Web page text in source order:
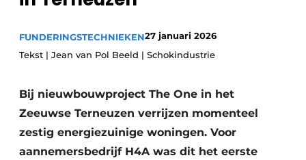
Privacy / Cookie statement
Vacature aanmelden
Video’s
FUNDERINGSTECHNIEKEN27 januari 2026
Tekst | Jean van Pol Beeld | Schokindustrie
Bij nieuwbouwproject The One in het
Zeeuwse Terneuzen verrijzen momenteel
zestig energiezuinige woningen. Voor
aannemersbedrijf H4A was dit het eerste